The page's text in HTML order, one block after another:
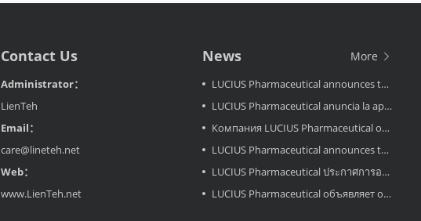
Contact Us
Administrator：
LienTeh
Email：
care@lineteh.net
Web：
www.LienTeh.net
News More
LUCIUS Pharmaceutical announces the approval LuciMird in Laos
LUCIUS Pharmaceutical anuncia la aprobación de LuciAcor en Laos
Компания LUCIUS Pharmaceutical объявляет об одобрении препарата LuciAcor в Лаосе.
LUCIUS Pharmaceutical announces the approval LuciAcor in Laos
LUCIUS Pharmaceutical ประกาศการอนุมัติ LuciRevu ในประเทศลาว
LUCIUS Pharmaceutical объявляет об одобрении LuciRevu в Лаосе